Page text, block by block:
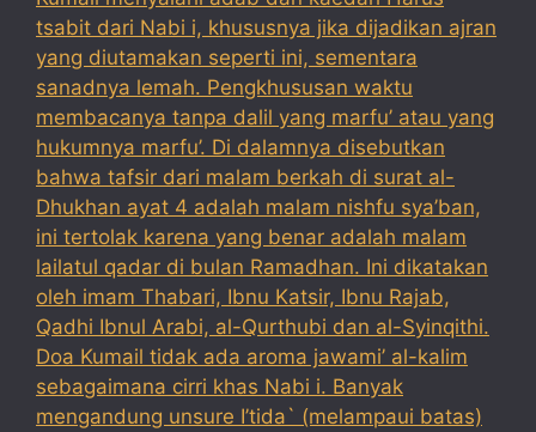
tsabit dari Nabi i, khususnya jika dijadikan ajran
yang diutamakan seperti ini, sementara
sanadnya lemah. Pengkhususan waktu
membacanya tanpa dalil yang marfu’ atau yang
hukumnya marfu’. Di dalamnya disebutkan
bahwa tafsir dari malam berkah di surat al-
Dhukhan ayat 4 adalah malam nishfu sya’ban,
ini tertolak karena yang benar adalah malam
lailatul qadar di bulan Ramadhan. Ini dikatakan
oleh imam Thabari, Ibnu Katsir, Ibnu Rajab,
Qadhi Ibnul Arabi, al-Qurthubi dan al-Syinqithi.
Doa Kumail tidak ada aroma jawami’ al-kalim
sebagaimana cirri khas Nabi i. Banyak
mengandung unsure I’tida` (melampaui batas)